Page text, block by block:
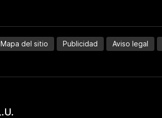
Mapa del sitio Publicidad Aviso legal